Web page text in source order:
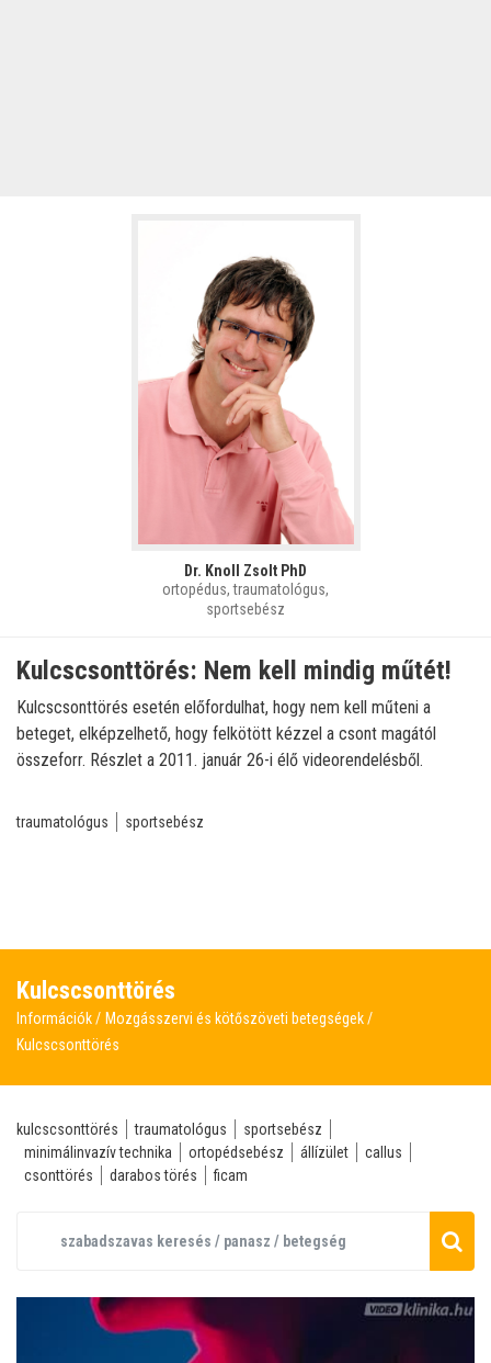
Dr. Knoll Zsolt PhD
ortopédus, traumatológus,
sportsebész
Kulcscsonttörés: Nem kell mindig műtét!
Kulcscsonttörés esetén előfordulhat, hogy nem kell műteni a
beteget, elképzelhető, hogy felkötött kézzel a csont magától
összeforr. Részlet a 2011. január 26-i élő videorendelésből.
traumatológus sportsebész
Kulcscsonttörés
Információk
Mozgásszervi és kötőszöveti betegségek
Kulcscsonttörés
kulcscsonttörés traumatológus
sportsebész
minimálinvazív technika
ortopédsebész állízület
callus
csonttörés
darabos törés ficam